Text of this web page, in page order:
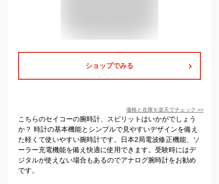
ショップでみる
価格と在庫を楽天でチェック >>
こちらのセイコーの腕時計、スピリットはいかがでしょう
か？ 時計の基本機能とシンプルで見やすいデザインを備え
た軽くて使いやすい腕時計です。日本2局電波修正機能、ソ
ーラー充電機能を備え快適に使用できます。受験時にはデ
ジタルが使えない場合もあるのでアナログ腕時計をお勧め
です。